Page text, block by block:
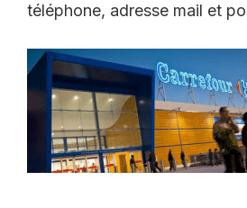
téléphone, adresse mail et